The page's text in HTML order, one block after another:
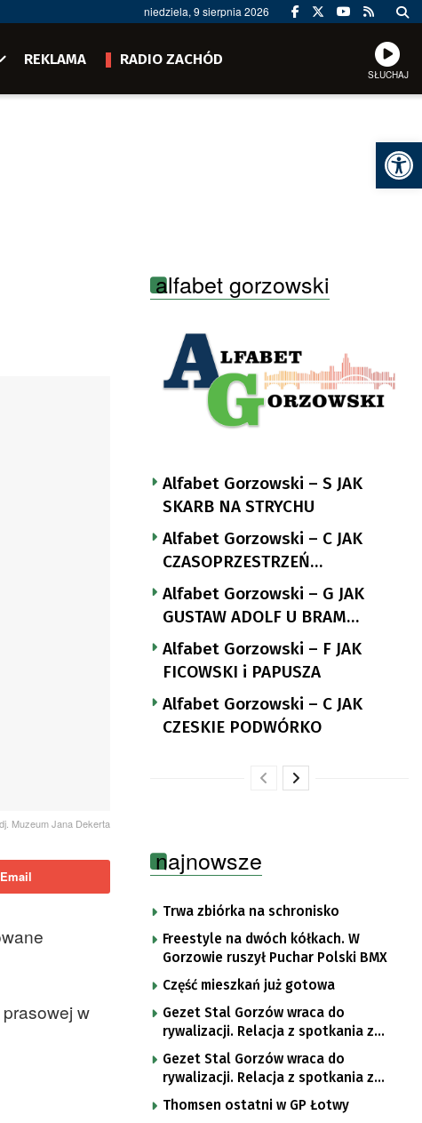
niedziela, 9 sierpnia 2026
REKLAMA RADIO ZACHÓD
SŁUCHAJ
Muzeum Jana Dekerta
Email
w
alfabet gorzowski
Alfabet Gorzowski – S JAK
SKARB NA STRYCHU
Alfabet Gorzowski – C JAK
CZASOPRZESTRZEŃ
NUTTGENSA
Alfabet Gorzowski – G JAK
GUSTAW ADOLF U BRAM
LANDSBERGA
Alfabet Gorzowski – F JAK
FICOWSKI i PAPUSZA
Alfabet Gorzowski – C JAK
CZESKIE PODWÓRKO
najnowsze
Trwa zbiórka na schronisko
Freestyle na dwóch kółkach. W
Gorzowie ruszył Puchar Polski BMX
Część mieszkań już gotowa
Gezet Stal Gorzów wraca do
rywalizacji. Relacja z spotkania z
częstochowskimi lwami u nas!
Gezet Stal Gorzów wraca do
rywalizacji. Relacja z spotkania z
częstochowskimi lwami u nas!
Thomsen ostatni w GP Łotwy